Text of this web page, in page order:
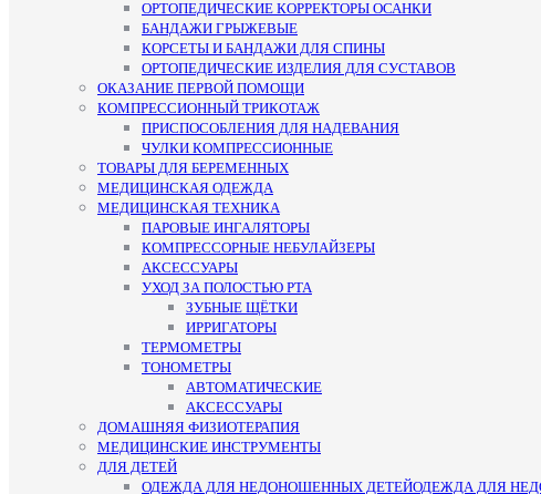
ОРТОПЕДИЧЕСКИЕ КОРРЕКТОРЫ ОСАНКИ
БАНДАЖИ ГРЫЖЕВЫЕ
КОРСЕТЫ И БАНДАЖИ ДЛЯ СПИНЫ
ОРТОПЕДИЧЕСКИЕ ИЗДЕЛИЯ ДЛЯ СУСТАВОВ
ОКАЗАНИЕ ПЕРВОЙ ПОМОЩИ
КОМПРЕССИОННЫЙ ТРИКОТАЖ
ПРИСПОСОБЛЕНИЯ ДЛЯ НАДЕВАНИЯ
ЧУЛКИ КОМПРЕССИОННЫЕ
ТОВАРЫ ДЛЯ БЕРЕМЕННЫХ
МЕДИЦИНСКАЯ ОДЕЖДА
МЕДИЦИНСКАЯ ТЕХНИКА
ПАРОВЫЕ ИНГАЛЯТОРЫ
КОМПРЕССОРНЫЕ НЕБУЛАЙЗЕРЫ
АКСЕССУАРЫ
УХОД ЗА ПОЛОСТЬЮ РТА
ЗУБНЫЕ ЩЁТКИ
ИРРИГАТОРЫ
ТЕРМОМЕТРЫ
ТОНОМЕТРЫ
АВТОМАТИЧЕСКИЕ
АКСЕССУАРЫ
ДОМАШНЯЯ ФИЗИОТЕРАПИЯ
МЕДИЦИНСКИЕ ИНСТРУМЕНТЫ
ДЛЯ ДЕТЕЙ
ОДЕЖДА ДЛЯ НЕДОНОШЕННЫХ ДЕТЕЙОДЕЖДА ДЛЯ